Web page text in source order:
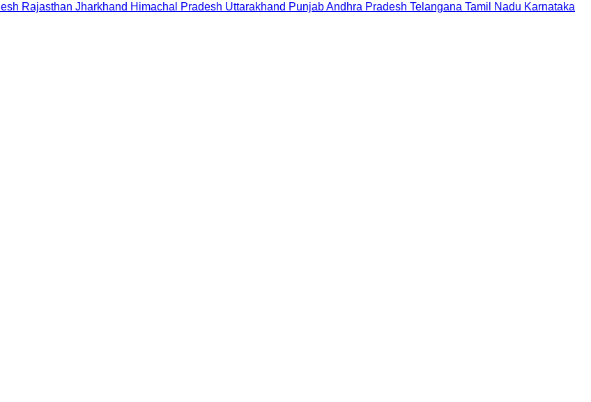
Rajasthan Jharkhand Himachal Pradesh Uttarakhand PunjabAndhra Pradesh Telangana Tamil Nadu Karnataka